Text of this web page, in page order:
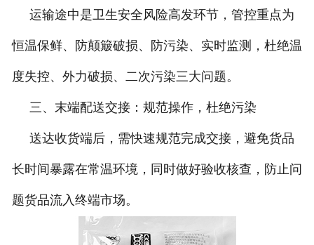
运输途中是卫生安全风险高发环节，管控重点为
恒温保鲜、防颠簸破损、防污染、实时监测，杜绝温
度失控、外力破损、二次污染三大问题。
三、末端配送交接：规范操作，杜绝污染
送达收货端后，需快速规范完成交接，避免货品
长时间暴露在常温环境，同时做好验收核查，防止问
题货品流入终端市场。